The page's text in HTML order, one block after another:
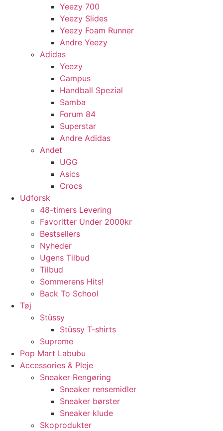
Yeezy 700
Yeezy Slides
Yeezy Foam Runner
Andre Yeezy
Adidas
Yeezy
Campus
Handball Spezial
Samba
Forum 84
Superstar
Andre Adidas
Andet
UGG
Asics
Crocs
Udforsk
48-timers Levering
Favoritter Under 2000kr
Bestsellers
Nyheder
Ugens Tilbud
Tilbud
Sommerens Hits!
Back To School
Tøj
Stüssy
Stüssy T-shirts
Supreme
Pop Mart Labubu
Accessories & Pleje
Sneaker Rengøring
Sneaker rensemidler
Sneaker børster
Sneaker klude
Skoprodukter